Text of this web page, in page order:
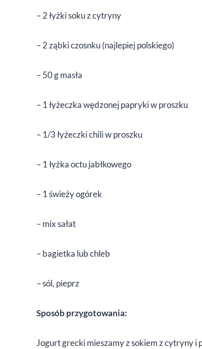
– 2 łyżki soku z cytryny
– 2 ząbki czosnku (najlepiej polskiego)
– 50 g masła
– 1 łyżeczka wędzonej papryki w proszku
– 1/3 łyżeczki chili w proszku
– 1 łyżka octu jabłkowego
– 1 świeży ogórek
– mix sałat
– bagietka lub chleb
– sól, pieprz
Sposób przygotowania:
Jogurt grecki mieszamy z sokiem z cytryny